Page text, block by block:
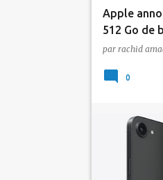
Apple
512 Go de
Sans
à niveau
par rachid
0
Apple